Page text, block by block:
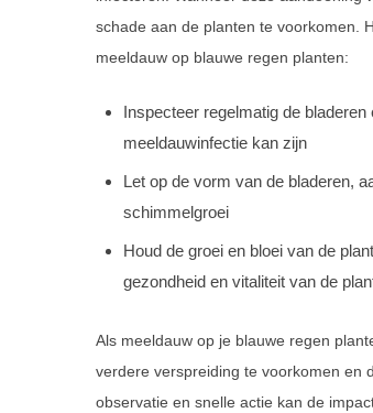
schade aan de planten te voorkomen.
meeldauw op blauwe regen planten:
Inspecteer regelmatig de
meeldauwinfectie kan zijn
Let op de vorm van de bladeren,
schimmelgroei
Houd de groei en bloei van de
gezondheid en vitaliteit van de
Als meeldauw op je blauwe regen
verdere verspreiding te voorkomen en
observatie en snelle actie kan de